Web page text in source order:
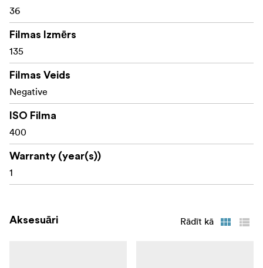
36
Filmas Izmērs
135
Filmas Veids
Negative
ISO Filma
400
Warranty (year(s))
1
Aksesuāri Rādīt kā